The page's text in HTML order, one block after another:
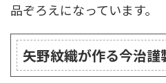
品ぞろえになっています。
矢野紋織が作る今治謹